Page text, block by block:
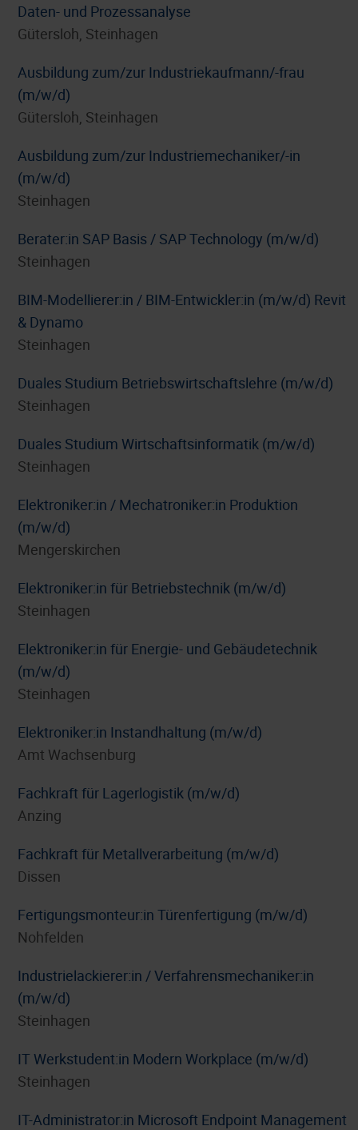
Daten- und Prozessanalyse
Gütersloh, Steinhagen
Ausbildung zum/zur Industriekaufmann/-frau
(m/w/d)
Gütersloh, Steinhagen
Ausbildung zum/zur Industriemechaniker/-in
(m/w/d)
Steinhagen
Berater:in SAP Basis / SAP Technology (m/w/d)
Steinhagen
BIM-Modellierer:in / BIM-Entwickler:in (m/w/d) Revit
& Dynamo
Steinhagen
Duales Studium Betriebswirtschaftslehre (m/w/d)
Steinhagen
Duales Studium Wirtschaftsinformatik (m/w/d)
Steinhagen
Elektroniker:in / Mechatroniker:in Produktion
(m/w/d)
Mengerskirchen
Elektroniker:in für Betriebstechnik (m/w/d)
Steinhagen
Elektroniker:in für Energie- und Gebäudetechnik
(m/w/d)
Steinhagen
Elektroniker:in Instandhaltung (m/w/d)
Amt Wachsenburg
Fachkraft für Lagerlogistik (m/w/d)
Anzing
Fachkraft für Metallverarbeitung (m/w/d)
Dissen
Fertigungsmonteur:in Türenfertigung (m/w/d)
Nohfelden
Industrielackierer:in / Verfahrensmechaniker:in
(m/w/d)
Steinhagen
IT Werkstudent:in Modern Workplace (m/w/d)
Steinhagen
IT-Administrator:in Microsoft Endpoint Management